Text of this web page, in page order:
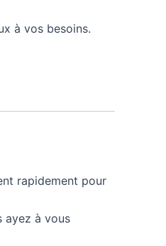
à vos besoins.
rapidement pour
ayez à vous